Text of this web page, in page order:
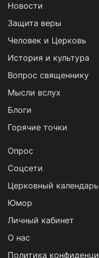
Новости
Защита веры
Человек и Церковь
История и культура
Вопрос священнику
Мысли вслух
Блоги
Горячие точки
Опрос
Cоцсети
Церковный календарь
Юмор
Личный кабинет
О нас
Политика